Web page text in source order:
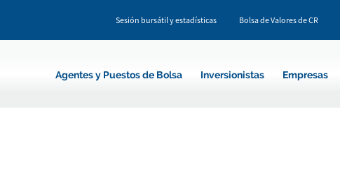
Sesión bursátil y estadísticas Bolsa de Valores de CR
Agentes y Puestos de Bolsa Inversionistas Empresas